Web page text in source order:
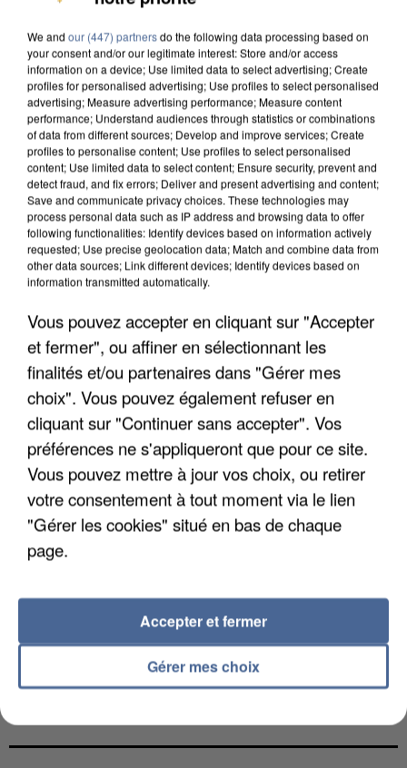
L’UN DES FONDATEURS SUPPOSÉS DE LA DZ
MAFIA INTERPELLÉ EN ALGÉRIE
UN SECOND CADRE DE LA DZ MAFIA
We and our (447) partnersdo the following data processing based on
your consent and/or our legitimate interest: Store and/or access
information on a device; Use limited data to select advertising; Create
profiles for personalised advertising; Use profiles to select personalised
advertising; Measure advertising performance; Measure content
performance; Understand audiences through statistics or combinations
of data from different sources; Develop and improve services; Create
profiles to personalise content; Use profiles to select personalised
content; Use limited data to select content; Ensure security, prevent and
detect fraud, and fix errors; Deliver and present advertising and content;
Save and communicate privacy choices. These technologies may
process personal data such as IP address and browsing data to offer
following functionalities: Identify devices based on information actively
requested; Use precise geolocation data; Match and combine data from
other data sources; Link different devices; Identify devices based on
information transmitted automatically.
Vous pouvez accepter en cliquant sur "Accepter
et fermer", ou affiner en sélectionnant les
finalités et/ou partenaires dans "Gérer mes
choix". Vous pouvez également refuser en
cliquant sur "Continuer sans accepter". Vos
préférences ne s'appliqueront que pour ce site.
Vous pouvez mettre à jour vos choix, ou retirer
votre consentement à tout moment via le lien
"Gérer les cookies" situé en bas de chaque
page.
Gérer mes choix
Accepter et fermer